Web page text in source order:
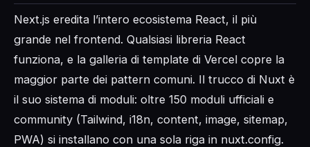
Next.js eredita l’intero ecosistema React, il più
grande nel frontend. Qualsiasi libreria React
funziona, e la galleria di template di Vercel copre la
maggior parte dei pattern comuni. Il trucco di Nuxt è
il suo sistema di moduli: oltre 150 moduli ufficiali e
community (Tailwind, i18n, content, image, sitemap,
PWA) si installano con una sola riga in nuxt.config.